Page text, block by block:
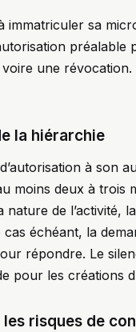
immatriculer sa
une
la hiérarchie
à son
moins deux à trois
nature de l’activité,
échéant, la
répondre. Le
pour les créations
risques de